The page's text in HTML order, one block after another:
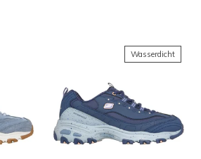
Wasserdicht